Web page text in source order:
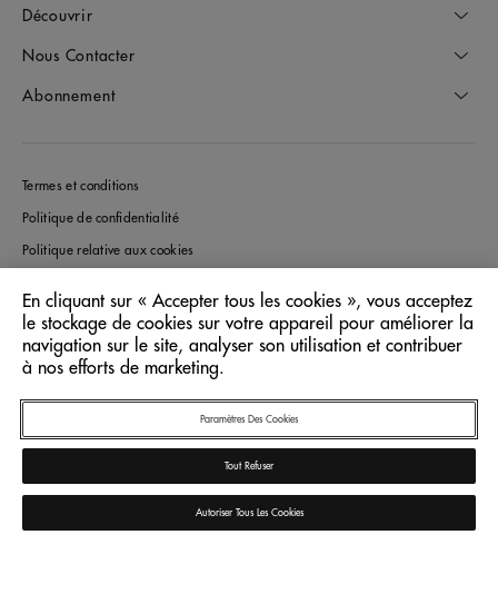
Découvrir
Nous Contacter
Abonnement
Termes et conditions
Politique de confidentialité
Politique relative aux cookies
Pays/Région:
Langue: Français
En cliquant sur « Accepter tous les cookies », vous acceptez
le stockage de cookies sur votre appareil pour améliorer la
navigation sur le site, analyser son utilisation et contribuer
à nos efforts de marketing.
Paramètres Des Cookies
Tout Refuser
Autoriser Tous Les Cookies